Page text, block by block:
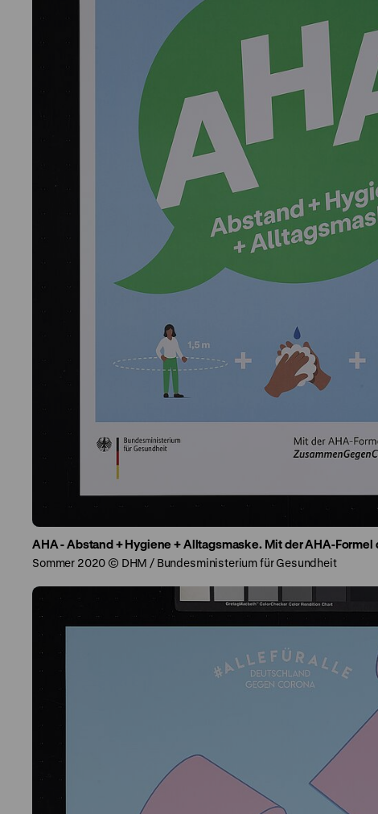
AHA - Abstand + Hygiene + Alltagsmaske. Mit der AHA-Formel
Sommer 2020 © DHM / Bundesministerium für Gesundheit